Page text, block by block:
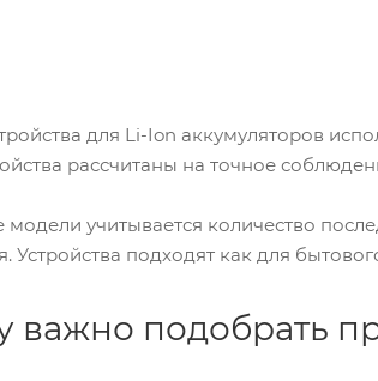
для Li-Ion аккумуляторов
рассчитаны на точное
учитывается количество
Устройства подходят как для
важно подобрать